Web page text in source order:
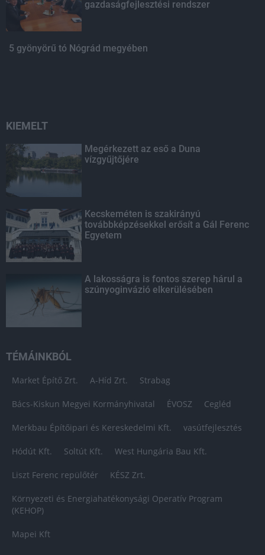
gazdaságfejlesztési rendszer
5 gyönyörű tó Nógrád megyében
KIEMELT
Megérkezett az eső a Duna
vízgyűjtőjére
Kecskeméten is szakirányú
továbbképzésekkel erősít a Gál Ferenc
Egyetem
A lakosságra is fontos szerep hárul a
szúnyoginvázió elkerülésében
TÉMÁINKBÓL
Market Építő Zrt. A-Híd Zrt. Strabag
Bács-Kiskun Megyei Kormányhivatal ÉVOSZ Cegléd
Merkbau Építőipari és Kereskedelmi Kft. vasútfejlesztés
Hódút Kft. Soltút Kft. West Hungária Bau Kft.
Liszt Ferenc repülőtér KÉSZ Zrt.
Környezeti és Energiahatékonysági Operatív Program
(KEHOP)
Mapei Kft